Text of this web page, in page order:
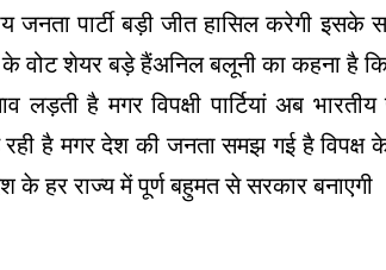
जनता पार्टी बड़ी जीत हासिल करेगी इसके
के वोट शेयर बड़े हैंअनिल बलूनी का कहना है
लड़ती है मगर विपक्षी पार्टियां अब भारतीय
है मगर देश की जनता समझ गई है विपक्ष
के हर राज्य में पूर्ण बहुमत से सरकार बनाएगी